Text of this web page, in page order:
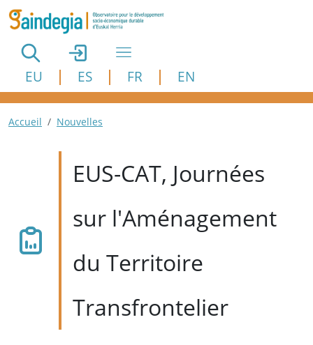
Aller au contenu principal
EU ES FR EN
Fil d'Ariane
Accueil Nouvelles
EUS-CAT, Journées
sur l'Aménagement
du Territoire
Transfrontelier